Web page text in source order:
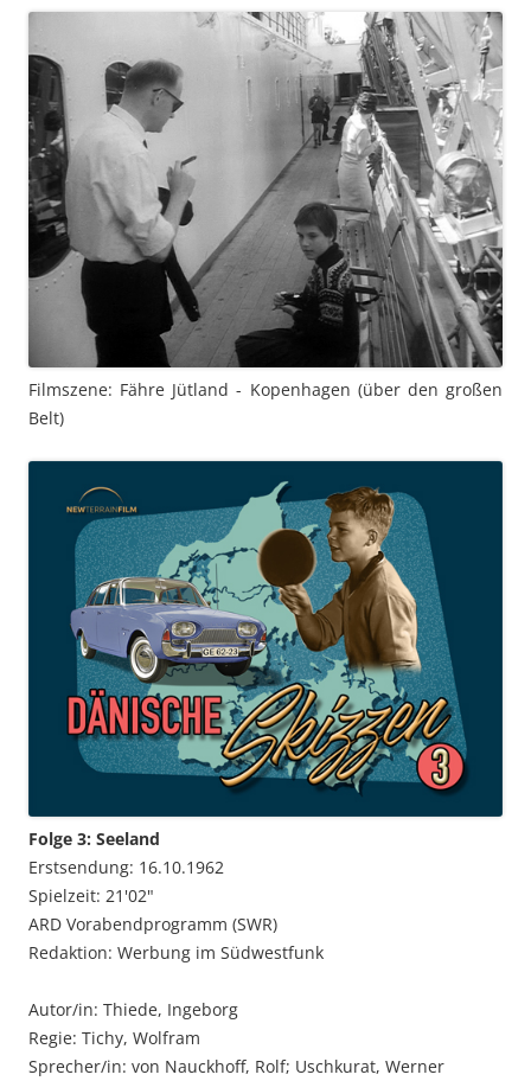
Filmszene: Fähre Jütland - Kopenhagen (über den großen
Belt)
Folge 3: Seeland
Erstsendung: 16.10.1962
Spielzeit: 21'02"
ARD Vorabendprogramm (SWR)
Redaktion: Werbung im Südwestfunk
Autor/in: Thiede, Ingeborg
Regie: Tichy, Wolfram
Sprecher/in: von Nauckhoff, Rolf; Uschkurat, Werner